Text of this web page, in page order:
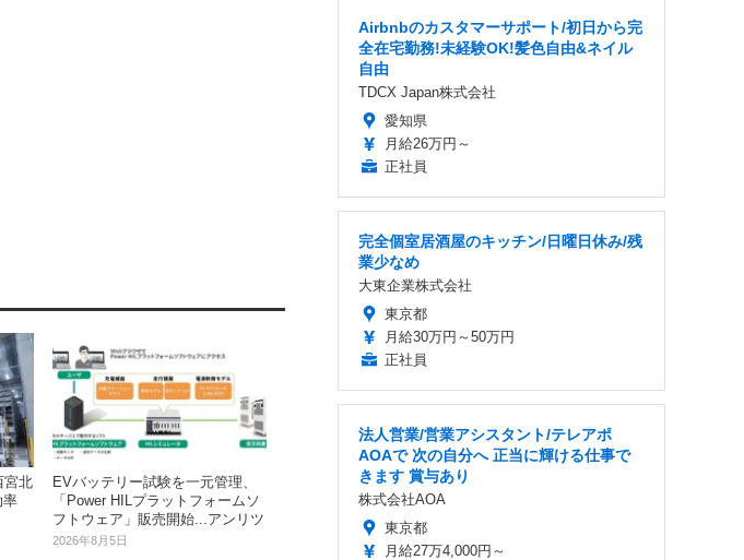
宮北
率
EVバッテリー試験を一元管理、
「Power HILプラットフォームソ
フトウェア」販売開始...アンリツ
2026年8月5日
Airbnbのカスタマーサポート/初日から完
全在宅勤務!未経験OK!髪色自由&ネイル
自由
TDCX Japan株式会社
愛知県
月給26万円～
正社員
完全個室居酒屋のキッチン/日曜日休み/残
業少なめ
大東企業株式会社
東京都
月給30万円～50万円
正社員
法人営業/営業アシスタント/テレアポ
AOAで 次の自分へ 正当に輝ける仕事で
きます 賞与あり
株式会社AOA
東京都
月給27万4,000円～